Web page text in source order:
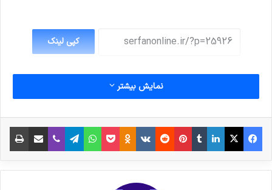
کپی لینک
نمایش بیشتر
فیس بوک X لینکدین
‫تامبلر‫پین‌ترست
‫رددیت‫VKontakte
‫Odnoklassniki
پاکتواتس آپ تلگراموایبر اشتراک گذاری از طریق ایمیل